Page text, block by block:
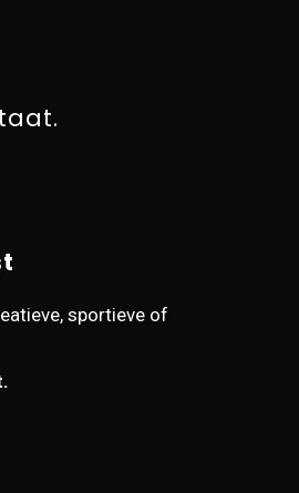
sportieve of